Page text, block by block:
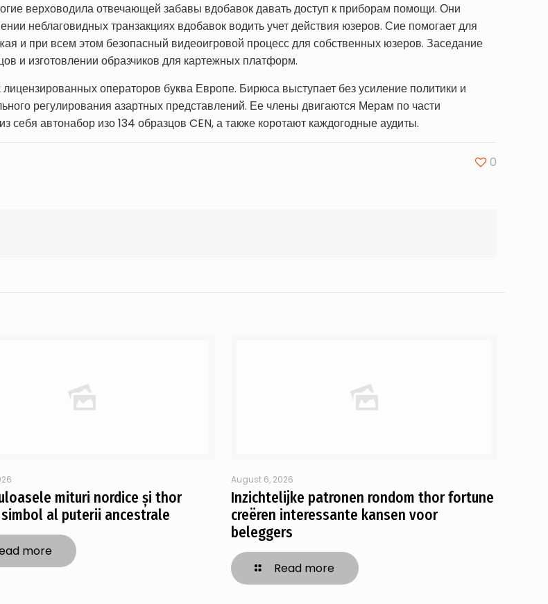
верховодила отвечающей забавы вдобавок давать доступ к приборам помощи. Они
неблаговидных транзакциях вдобавок водить учет действия юзеров. Сие помогает для
и при всем этом безопасный видеоигровой процесс для собственных юзеров. Заседание
и изготовлении образчиков для картежных платформ.
операторов буква Европе. Бирюса выступает без усиление политики и
регулирования азартных представлений. Ее члены двигаются Мерам по части
себя автонабор изо 134 образцов CEN, а также коротают каждогодные аудиты.
0
mituri nordice și thor
al puterii ancestrale
more
August 6, 2026
Inzichtelijke patronen rondom thor fortune
creëren interessante kansen voor
beleggers
Read more